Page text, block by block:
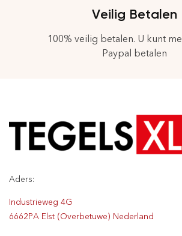
Veilig Betalen
100% veilig betalen. U kunt
Paypal betalen
Aders:
Industrieweg 4G
6662PA Elst (Overbetuwe) Nederland